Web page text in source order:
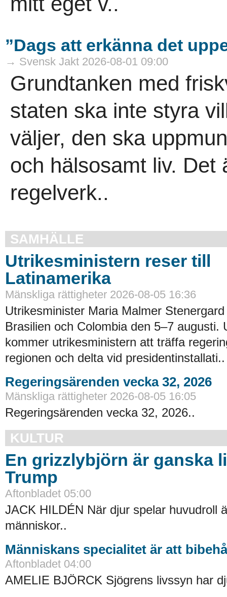
”Dags att erkänna det
→ Svensk Jakt 2026-08-01 09:00
Grundtanken med
staten ska inte styra
väljer, den ska
och hälsosamt liv. Det
regelverk..
SAMHÄLLE
Utrikesministern reser till
Latinamerika
Mänskliga rättigheter 2026-08-05 16:36
Utrikesminister Maria Malmer
Brasilien och Colombia den 5–7 augusti.
kommer utrikesministern att träffa
regionen och delta vid presidentinstallati..
Regeringsärenden vecka 32, 2026
Mänskliga rättigheter 2026-08-05 16:05
Regeringsärenden vecka 32, 2026..
KULTUR
En grizzlybjörn är ganska
Trump
Aftonbladet 05:00
JACK HILDÉN När djur spelar huvudroll
människor..
Människans specialitet är att
Aftonbladet 04:00
AMELIE BJÖRCK Sjögrens livssyn har